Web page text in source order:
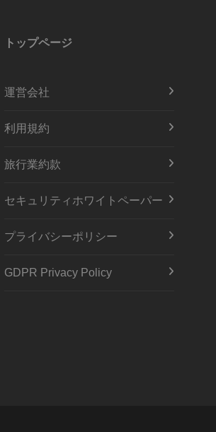
トップページ
運営会社
利用規約
旅行業約款
セキュリティホワイトペーパー
プライバシーポリシー
GDPR Privacy Policy